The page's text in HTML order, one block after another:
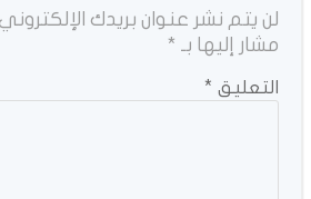
لن يتم نشر عنوان بريدك
مشار إليها بـ *
التعليق *